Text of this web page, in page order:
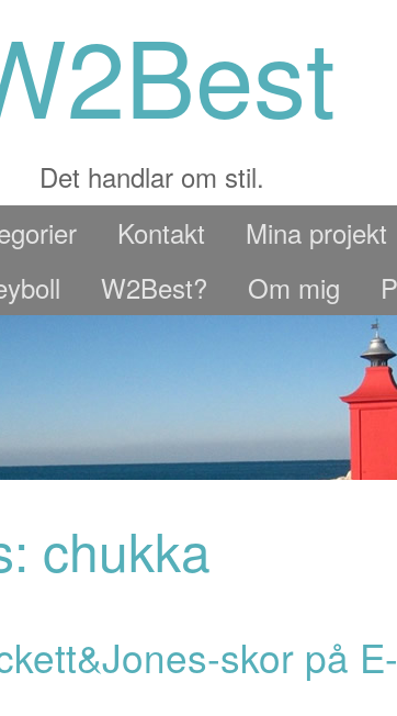
Det handlar om stil.
Kontakt
Mina projekt
W2Best? Om mig
chukka
skor på